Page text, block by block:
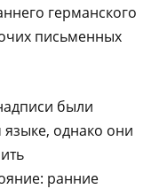
германского
письменных
были
однако они
ранние